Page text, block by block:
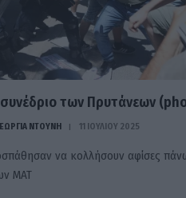
των Πρυτάνεων
ΝΤΟΎΝΗ 11 ΙΟΥΛΊΟΥ 2025
να κολλήσουν αφίσες
ΜΑΤ